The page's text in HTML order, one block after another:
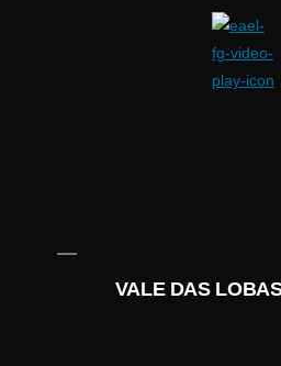
VALE DAS